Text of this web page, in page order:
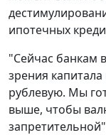
ипотечных
"Сейчас банкам
зрения
рублевую. Мы
выше, чтобы